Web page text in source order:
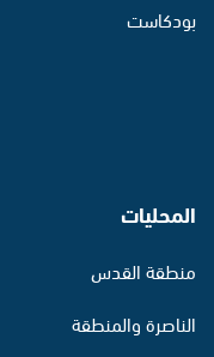
بودكاست
المحليات
منطقة القدس
الناصرة والمنطقة